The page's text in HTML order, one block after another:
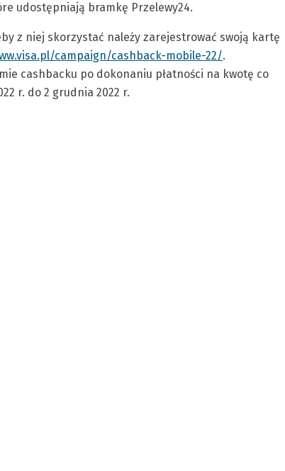
udostępniają bramkę Przelewy24.
z niej skorzystać należy zarejestrować swoją kartę
campaign/cashback-mobile-22/.
cashbacku po dokonaniu płatności na kwotę co
r. do 2 grudnia 2022 r.